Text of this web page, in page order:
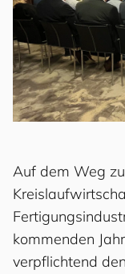
Auf dem Weg
kommenden
verpflichtend